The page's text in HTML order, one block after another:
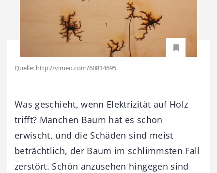
Quelle: http://vimeo.com/60814695
Was geschieht, wenn Elektrizität auf Holz
trifft? Manchen Baum hat es schon
erwischt, und die Schäden sind meist
beträchtlich, der Baum im schlimmsten Fall
zerstört. Schön anzusehen hingegen sind